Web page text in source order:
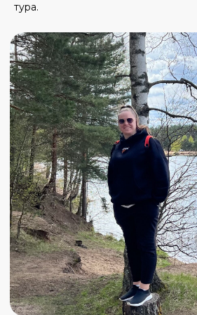
тура.